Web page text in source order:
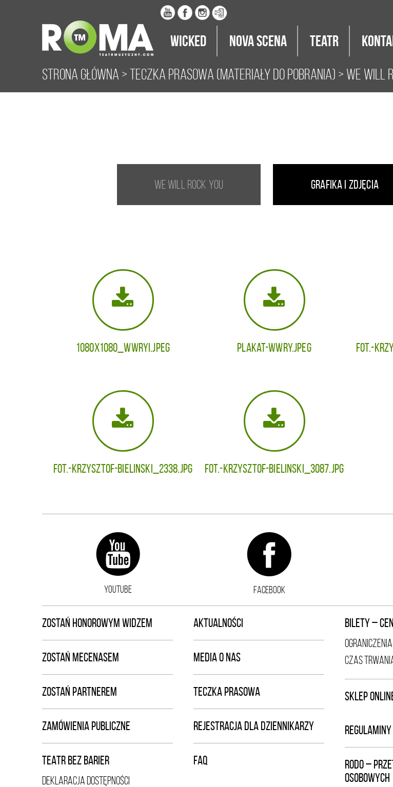
Wicked Nova Scena Teatr
Strona główna >Teczka prasowa (materiały do pobrania) > We Will
WE WILL ROCK YOU Grafika i zdjęcia
1080x1080_WWRYi.jpeg Plakat-WWRY.jpeg fot.-
fot.-KRZYSZTOF-BIELINSKI_2338.jpg fot.-KRZYSZTOF-BIELINSKI_3087.jpg
YOUTUBE FACEBOOK
ZOSTAŃ HONOROWYM WIDZEM
ZOSTAŃ MECENASEM
ZOSTAŃ PARTNEREM
ZAMÓWIENIA PUBLICZNE
TEATR BEZ BARIER
DEKLARACJA DOSTĘPNOŚCI
AKTUALNOŚCI
MEDIA O NAS
TECZKA PRASOWA
REJESTRACJA DLA DZIENNIKARZY
FAQ
BILETY –
CZAS
SKLEP
REGULAMINY
RODO –
OSOBOWYCH